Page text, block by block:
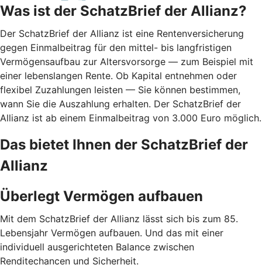
Was ist der SchatzBrief der Allianz?
Der SchatzBrief der Allianz ist eine Rentenversicherung
gegen Einmalbeitrag für den mittel- bis langfristigen
Vermögensaufbau zur Altersvorsorge — zum Beispiel mit
einer lebenslangen Rente. Ob Kapital entnehmen oder
flexibel Zuzahlungen leisten — Sie können bestimmen,
wann Sie die Auszahlung erhalten. Der SchatzBrief der
Allianz ist ab einem Einmalbeitrag von 3.000 Euro möglich.
Das bietet Ihnen der SchatzBrief der
Allianz
Überlegt Vermögen aufbauen
Mit dem SchatzBrief der Allianz lässt sich bis zum 85.
Lebensjahr Vermögen aufbauen. Und das mit einer
individuell ausgerichteten Balance zwischen
Renditechancen und Sicherheit.